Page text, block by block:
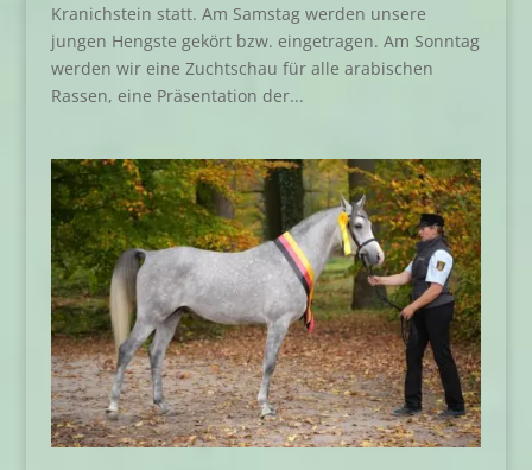
Kranichstein statt. Am Samstag werden unsere
jungen Hengste gekört bzw. eingetragen. Am Sonntag
werden wir eine Zuchtschau für alle arabischen
Rassen, eine Präsentation der...